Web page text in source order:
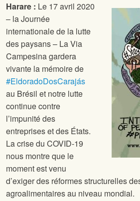
Harare : Le 17 avril 2020
– la Journée
internationale de la lutte
des paysans – La Via
Campesina gardera
vivante la mémoire de
#EldoradoDosCarajás
au Brésil et notre lutte
continue contre
l’impunité des
entreprises et des États.
La crise du COVID-19
nous montre que le
moment est venu
d’exiger des réformes structurelles
agroalimentaires au niveau mondial.